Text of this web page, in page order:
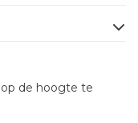
de hoogte te